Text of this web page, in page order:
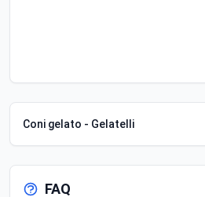
Coni gelato - Gelatelli
FAQ